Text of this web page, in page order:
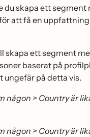
du skapa ett segment
att få en
skapa ett segment
baserat på
ungefär på detta vis.
någon > Country är
någon > Country är